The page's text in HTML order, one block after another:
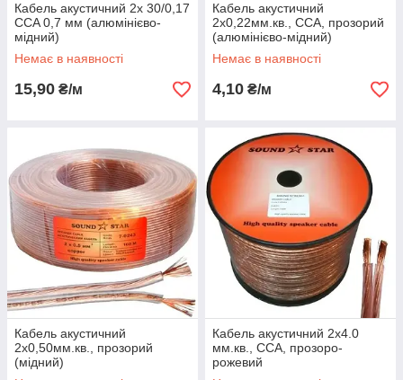
Кабель акустичний 2x 30/0,17
CCA 0,7 мм (алюмінієво-
мідний)
Немає в наявності
15,90 ₴/м
Кабель акустичний
2х0,22мм.кв., CCA, прозорий
(алюмінієво-мідний)
Немає в наявності
4,10 ₴/м
Кабель акустичний
2х0,50мм.кв., прозорий
(мідний)
Кабель акустичний 2х4.0
мм.кв., CCA, прозоро-
рожевий